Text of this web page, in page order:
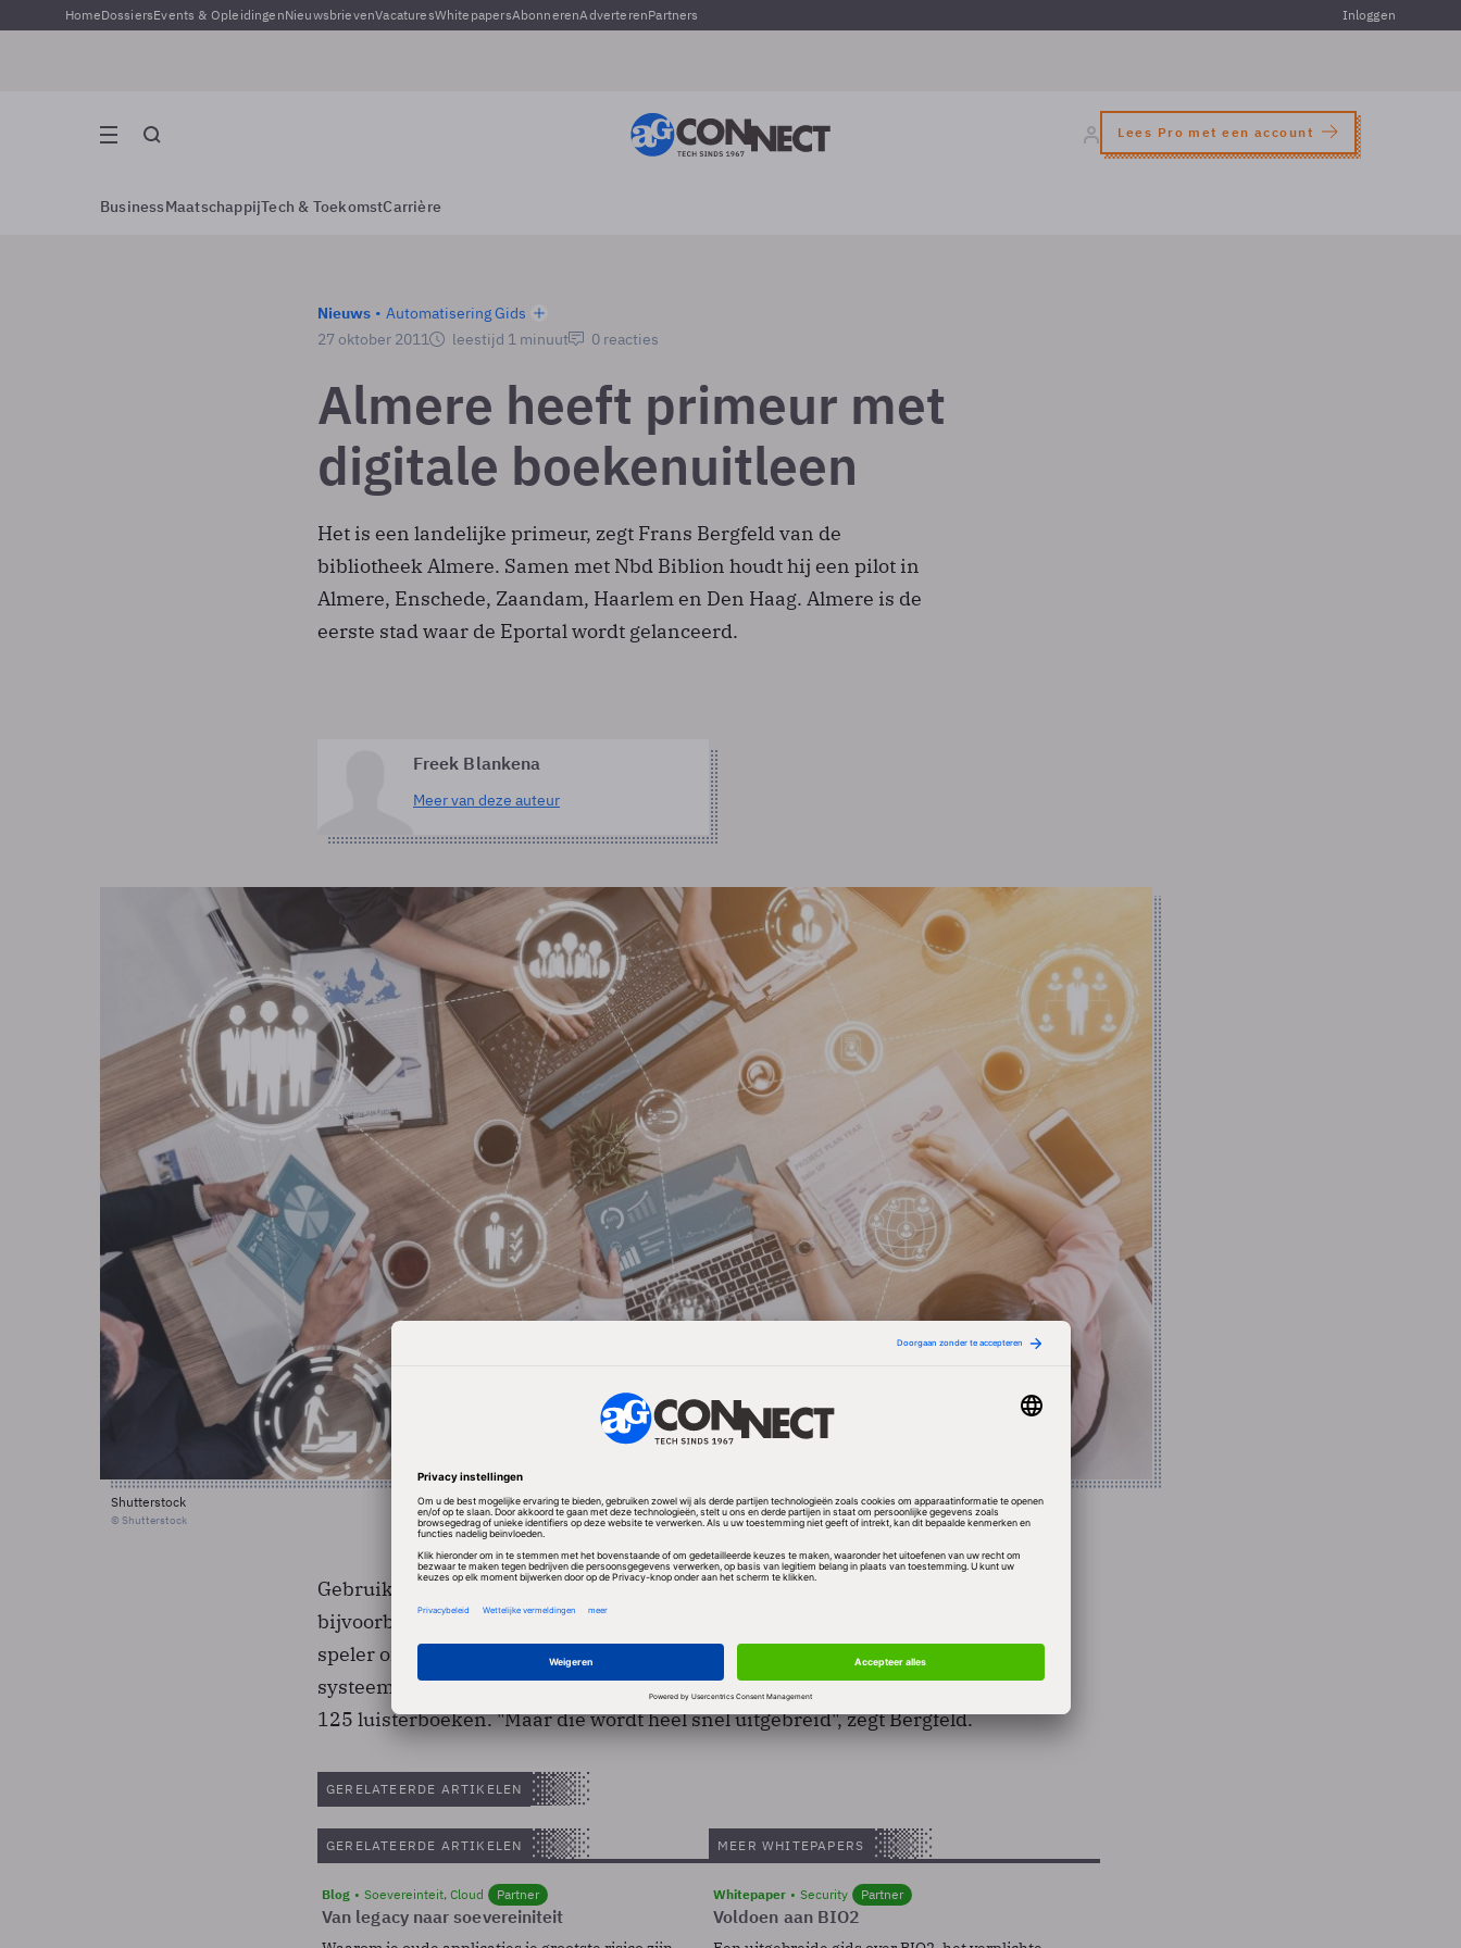
HomeDossiersEvents & OpleidingenNieuwsbrievenVacaturesWhitepapersAbonnerenAdverterenPartners Inloggen
Lees Pro met een account
BusinessMaatschappijTech & ToekomstCarrière
Nieuws
Automatisering Gids
27 oktober 2011
leestijd 1 minuut 0 reacties
Almere heeft primeur met
digitale boekenuitleen
Het is een landelijke primeur, zegt Frans Bergfeld van de
bibliotheek Almere. Samen met Nbd Biblion houdt hij een pilot in
Almere, Enschede, Zaandam, Haarlem en Den Haag. Almere is de
eerste stad waar de Eportal wordt gelanceerd.
Freek Blankena
Meer van deze auteur
Shutterstock
© Shutterstock
Gebruikers kunnen thuis inloggen op de Eportal en tegen betaling
bijvoorbeeld een luister- of leesboek downloaden op hun computer, MP3-
speler of USB-stick. Na drie weken verdwijnt het bestand automatisch uit het
systeem. Voorlopig is er een beperkte catalogus beschikbaar van 125 lees- en
125 luisterboeken. "Maar die wordt heel snel uitgebreid", zegt Bergfeld.
GERELATEERDE ARTIKELEN
GERELATEERDE ARTIKELEN
Blog Soevereinteit, Cloud Partner
Van legacy naar soevereiniteit
MEER WHITEPAPERS
Whitepaper Security Partner
Voldoen aan BIO2